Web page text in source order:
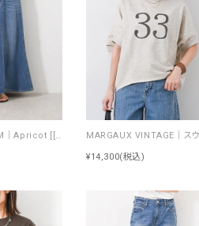
Healthy DENIM｜Apricot [[H68205003 Apricot]][F]
¥14,300(税込)